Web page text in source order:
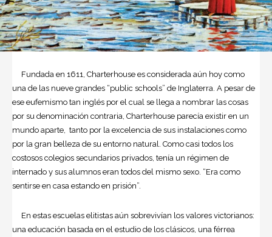
Fundada en 1611, Charterhouse es considerada aún hoy como
una de las nueve grandes “public schools” de Inglaterra. A pesar de
ese eufemismo tan inglés por el cual se llega a nombrar las cosas
por su denominación contraria, Charterhouse parecía existir en un
mundo aparte, tanto por la excelencia de sus instalaciones como
por la gran belleza de su entorno natural. Como casi todos los
costosos colegios secundarios privados, tenía un régimen de
internado y sus alumnos eran todos del mismo sexo. “Era como
sentirse en casa estando en prisión”.
En estas escuelas elitistas aún sobrevivían los valores victorianos:
una educación basada en el estudio de los clásicos, una férrea